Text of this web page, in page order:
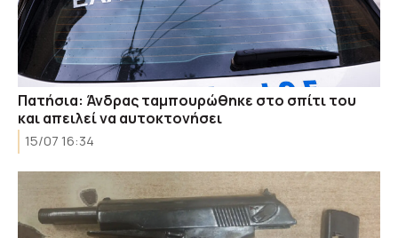
Πατήσια: Άνδρας ταμπουρώθηκε στο σπίτι του
και απειλεί να αυτοκτονήσει
15/07 16:34